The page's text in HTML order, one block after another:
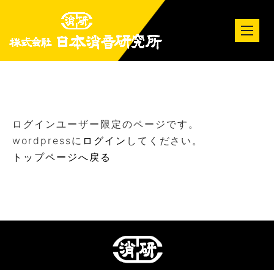
ログインユーザー限定のページです。
wordpressに ログイン してください。
トップページへ戻る